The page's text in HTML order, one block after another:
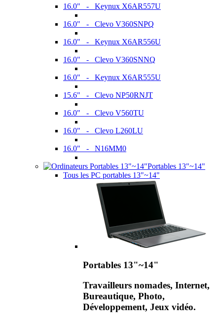
16.0" - Keynux X6AR557U
16.0" - Clevo V360SNPQ
16.0" - Keynux X6AR556U
16.0" - Clevo V360SNNQ
16.0" - Keynux X6AR555U
15.6" - Clevo NP50RNJT
16.0" - Clevo V560TU
16.0" - Clevo L260LU
16.0" - N16MM0
Portables 13"~14"
Tous les PC portables 13"~14"
Portables 13"~14"
Travailleurs nomades, Internet,
Bureautique, Photo,
Développement, Jeux vidéo.